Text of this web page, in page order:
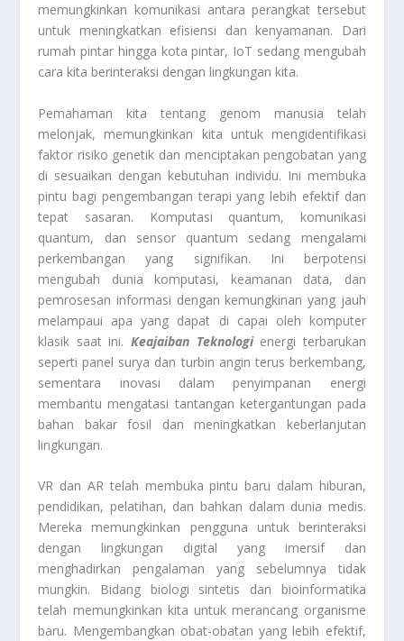
memungkinkan komunikasi antara perangkat tersebut
untuk meningkatkan efisiensi dan kenyamanan. Dari
rumah pintar hingga kota pintar, IoT sedang mengubah
cara kita berinteraksi dengan lingkungan kita.
Pemahaman kita tentang genom manusia telah
melonjak, memungkinkan kita untuk mengidentifikasi
faktor risiko genetik dan menciptakan pengobatan yang
di sesuaikan dengan kebutuhan individu. Ini membuka
pintu bagi pengembangan terapi yang lebih efektif dan
tepat sasaran. Komputasi quantum, komunikasi
quantum, dan sensor quantum sedang mengalami
perkembangan yang signifikan. Ini berpotensi
mengubah dunia komputasi, keamanan data, dan
pemrosesan informasi dengan kemungkinan yang jauh
melampaui apa yang dapat di capai oleh komputer
klasik saat ini. Keajaiban Teknologienergi terbarukan
seperti panel surya dan turbin angin terus berkembang,
sementara inovasi dalam penyimpanan energi
membantu mengatasi tantangan ketergantungan pada
bahan bakar fosil dan meningkatkan keberlanjutan
lingkungan.
VR dan AR telah membuka pintu baru dalam hiburan,
pendidikan, pelatihan, dan bahkan dalam dunia medis.
Mereka memungkinkan pengguna untuk berinteraksi
dengan lingkungan digital yang imersif dan
menghadirkan pengalaman yang sebelumnya tidak
mungkin. Bidang biologi sintetis dan bioinformatika
telah memungkinkan kita untuk merancang organisme
baru. Mengembangkan obat-obatan yang lebih efektif,